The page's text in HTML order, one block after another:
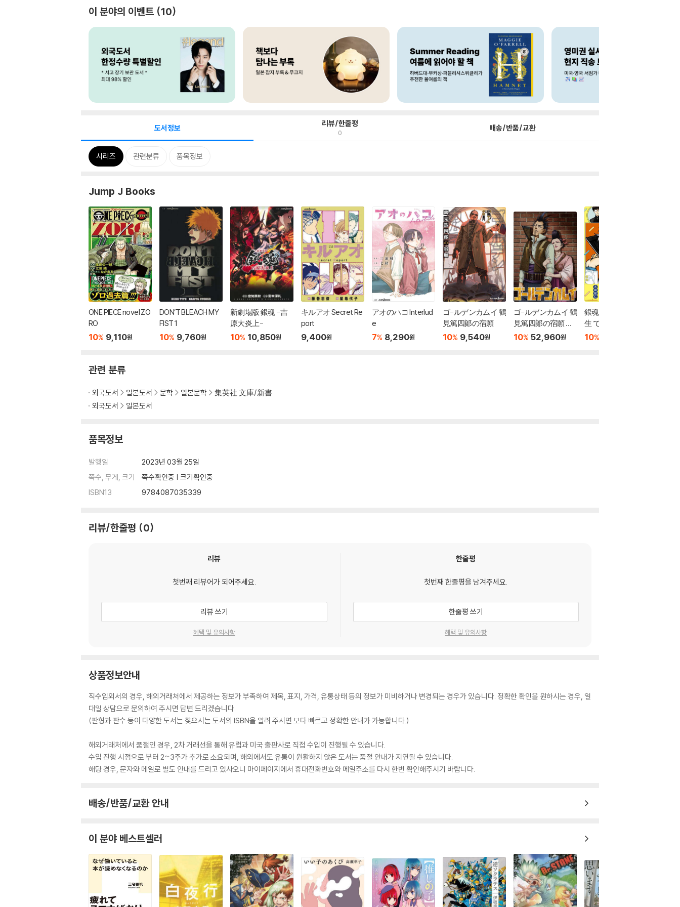
이 분야의 이벤트 10
도서정보 리뷰/한줄평
0 배송/반품/교환
시리즈 관련분류 품목정보
Jump J Books
ONE PIECE novel ZO
RO
10% 9,110원
DON’T BLEACH MY
FIST 1
10% 9,760원
新劇場版 銀魂 -吉
原大炎上-
10% 10,850원
キルアオ Secret Re
port
9,400원
アオのハコ Interlud
e
7% 8,290원
ゴ-ルデンカムイ 鶴
見篤四郞の宿願
10% 9,540원
ゴ-ルデンカムイ 鶴
見篤四郞の宿願 ア
ニメBlu-ray同梱版
10% 52,960원
銀魂 3年Z組銀八先
生 でらっくす おい
でよ林間學校
10%
관련 분류
외국도서 일본도서 문학 일본문학
集英社 文庫/新書
외국도서
일본도서
품목정보
발행일
2023년 03월 25일
쪽수, 무게, 크기
쪽수확인중 | 크기확인중
ISBN13
9784087035339
리뷰/한줄평 0
리뷰
첫번째 리뷰어가 되어주세요.
리뷰 쓰기
혜택 및 유의사항
한줄평
첫번째 한줄평을 남겨주세요.
한줄평 쓰기
혜택 및 유의사항
상품정보안내
직수입외서의 경우, 해외거래처에서 제공하는 정보가 부족하여 제목, 표지, 가격, 유통상태 등의 정보가 미비하거나 변경되는 경우가 있습니다. 정확한 확인을 원하시는 경우, 일
대일 상담으로 문의하여 주시면 답변 드리겠습니다.
(판형과 판수 등이 다양한 도서는 찾으시는 도서의 ISBN을 알려 주시면 보다 빠르고 정확한 안내가 가능합니다.)
해외거래처에서 품절인 경우, 2차 거래선을 통해 유럽과 미국 출판사로 직접 수입이 진행될 수 있습니다.
수입 진행 시점으로 부터 2~3주가 추가로 소요되며, 해외에서도 유통이 원활하지 않은 도서는 품절 안내가 지연될 수 있습니다.
해당 경우, 문자와 메일로 별도 안내를 드리고 있사오니 마이페이지에서 휴대전화번호와 메일주소를 다시 한번 확인해주시기 바랍니다.
배송/반품/교환 안내
이 분야 베스트셀러